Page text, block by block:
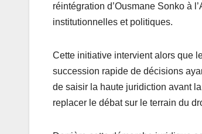
réintégration d’Ousmane Sonko à
institutionnelles et politiques.
Cette initiative intervient alors que
succession rapide de décisions
de saisir la haute juridiction avant
replacer le débat sur le terrain du